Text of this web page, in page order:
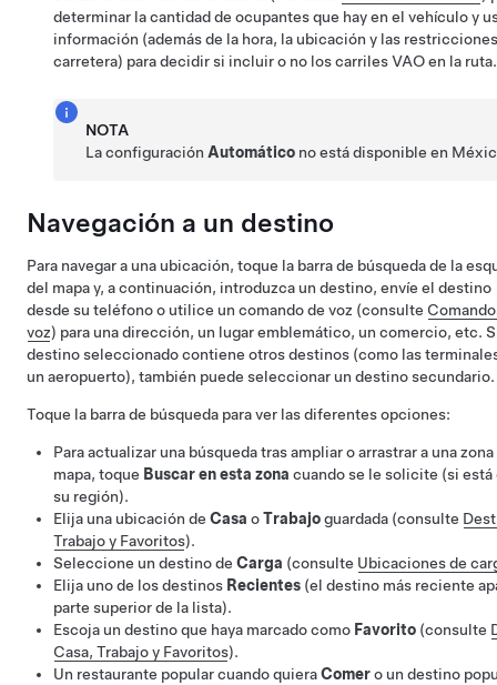
determinar la cantidad de ocupantes que hay en el vehículo y
información (además de la hora, la ubicación y las
carretera) para decidir si incluir o no los carriles VAO en la ruta.
NOTA
La configuraciónAutomático no está disponible en
Navegación a un destino
Para navegar a una ubicación, toque la barra de búsqueda de la
del mapa y, a continuación, introduzca un destino, envíe el destino
desde su teléfono o utilice un comando de voz (consulte
voz) para una dirección, un lugar emblemático, un comercio, etc.
destino seleccionado contiene otros destinos (como las
un aeropuerto), también puede seleccionar un destino secundario.
Toque la barra de búsqueda para ver las diferentes opciones:
Para actualizar una búsqueda tras ampliar o arrastrar a una
mapa, toque Buscar en esta zona cuando se le solicite (si
su región).
Elija una ubicación de Casa oTrabajoguardada (consulte
Trabajo y Favoritos).
Seleccione un destino de Carga (consulte Ubicaciones de
Elija uno de los destinos Recientes (el destino más reciente
parte superior de la lista).
Escoja un destino que haya marcado como Favorito (consulte
Casa, Trabajo y Favoritos).
Un restaurante popular cuando quieraComero un destino